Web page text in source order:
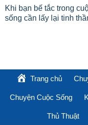
Khi bạn bế tắc trong
sống cần lấy lại tinh
Trang chủ
Chuyện Cuộc Sống
Thủ Thuật